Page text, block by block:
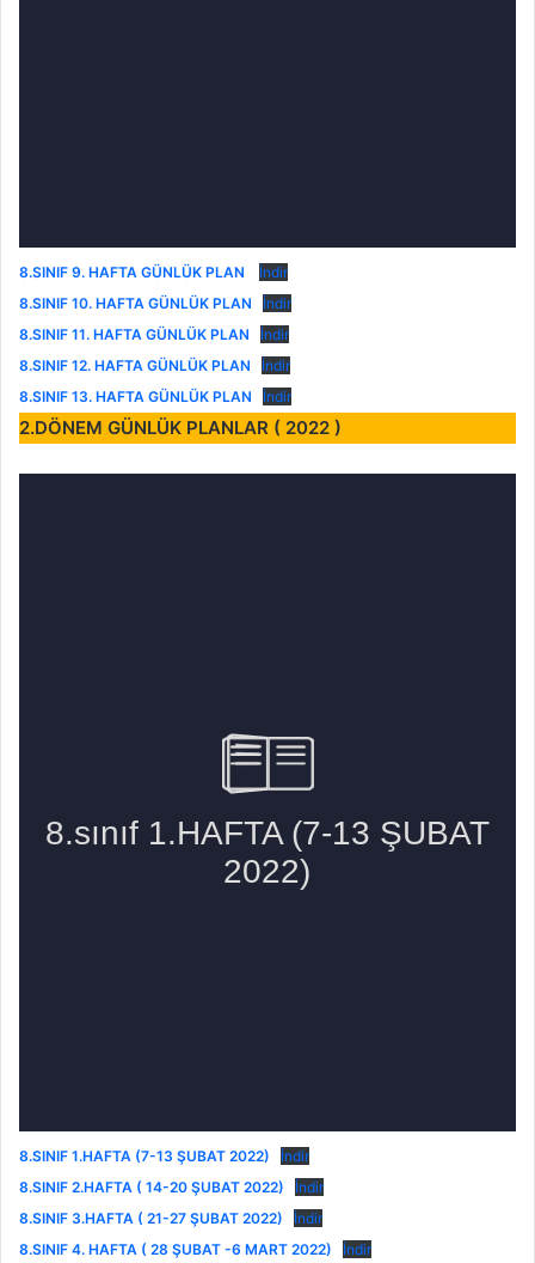
8.SINIF 9. HAFTA GÜNLÜK PLAN
İndir
8.SINIF 10. HAFTA GÜNLÜK PLAN
İndir
8.SINIF 11. HAFTA GÜNLÜK PLAN
İndir
8.SINIF 12. HAFTA GÜNLÜK PLAN
İndir
8.SINIF 13. HAFTA GÜNLÜK PLAN
İndir
2.DÖNEM GÜNLÜK PLANLAR ( 2022 )
8.SINIF 1.HAFTA (7-13 ŞUBAT 2022)
İndir
8.SINIF 2.HAFTA ( 14-20 ŞUBAT 2022)
İndir
8.SINIF 3.HAFTA ( 21-27 ŞUBAT 2022)
İndir
8.SINIF 4. HAFTA ( 28 ŞUBAT -6 MART 2022)
İndir